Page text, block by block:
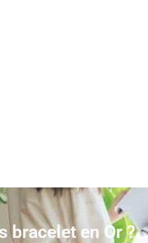
bracelet en Or ?